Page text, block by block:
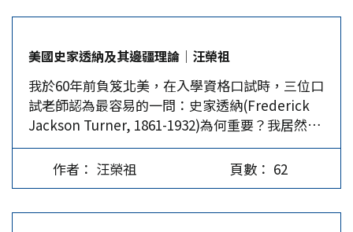
美元，2020年因新冠疫情的影響，緊縮消費，而下
降至3,103億美元；但2021年隨著疫情緩和，增加
需求，再增加至3,553億美元，不但未見逐漸縮
小，反而重返擴大格局。然而，最關鍵的莫過於，
在對中國進口的產品加徵關稅後，反而造成美國通
膨壓力，不但生產者指數上揚，而且消費者物價指
數更是從去年4月的4.1%，逐月升高至今年3月的
8.5%。因此，3月23日美國貿易代表署辦公室公
證明對Omicron風聲鶴唳是杞人憂天。」連日
來，對大陸過度防疫的質疑不絕於耳。然而，上述
看法似是而非，顯然低估了Omicron的危害。 首
先，Omicron變異株的致死性目前來看比Delta
弱，但仍不可等閒視之。大陸疾控中心流行病學首
席專家吳尊友近期披露：有研究發現Omicron毒
株流行期間造成的死亡總數，高於Delta毒株流行
同期的死亡數。世衛組織4月發布的一份報告也顯
美國史家透納及其邊疆理論│汪榮祖
我於60年前負笈北美，在入學資格口試時，三位口
試老師認為最容易的一問：史家透納(Frederick
Jackson Turner, 1861-1932)為何重要？我居然答
不上來。我在台大讀歷史本科時，雖選讀過張貴永
教授的西洋史學史，但當時習自希臘、羅馬到近代
歐洲，卻從未注意到美國史家。 美國史家雖於19
作者： 汪榮祖 頁數： 62